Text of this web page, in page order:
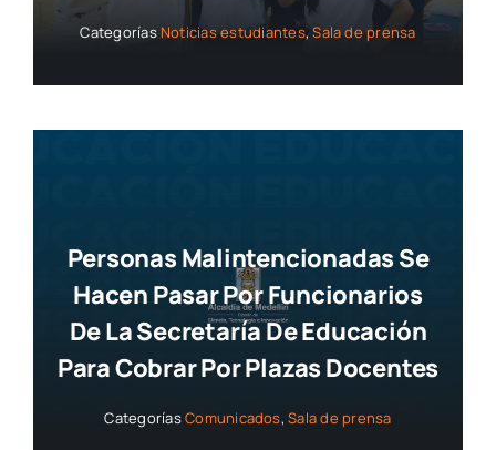
Categorías Noticias estudiantes,Sala de prensa
Personas Malintencionadas Se
Hacen Pasar Por Funcionarios
De La Secretaría De Educación
Para Cobrar Por Plazas Docentes
CategoríasComunicados,Sala de prensa